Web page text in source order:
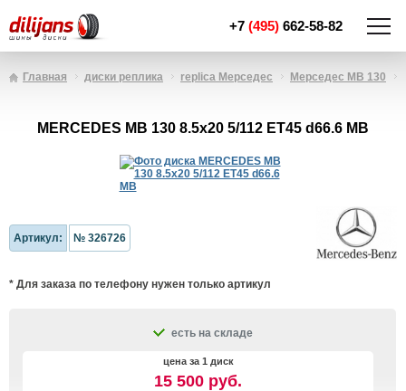
+7 (495) 662-58-82
Главная диски реплика replica Мерседес Мерседес MB 130
MERCEDES MB 130 8.5x20 5/112 ET45 d66.6 MB
Артикул: № 326726
* Для заказа по телефону нужен только артикул
есть на складе
цена за 1 диск
15 500 руб.